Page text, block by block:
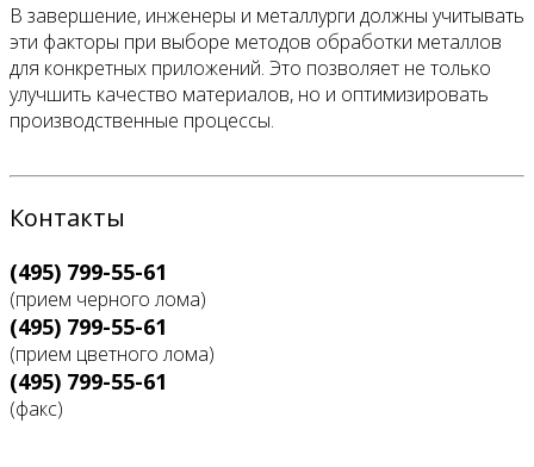
В завершение, инженеры и металлурги должны учитывать
эти факторы при выборе методов обработки металлов
для конкретных приложений. Это позволяет не только
улучшить качество материалов, но и оптимизировать
производственные процессы.
Контакты
(495) 799-55-61
(прием черного лома)
(495) 799-55-61
(прием цветного лома)
(495) 799-55-61
(факс)